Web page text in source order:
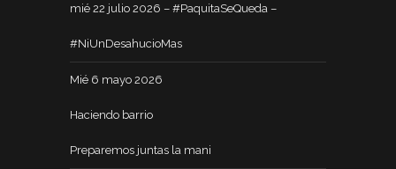
mié 22 julio 2026 – #PaquitaSeQueda –
#NiUnDesahucioMas
Mié 6 mayo 2026
Haciendo barrio
Preparemos juntas la mani